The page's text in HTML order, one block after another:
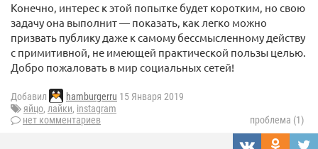
Конечно, интерес к этой попытке будет коротким, но свою
задачу она выполнит — показать, как легко можно
призвать публику даже к самому бессмысленному действу
с примитивной, не имеющей практической пользы целью.
Добро пожаловать в мир социальных сетей!
Добавил hamburgerru 15 Января 2019
яйцо, лайки, instagram
нет комментариев
проблема (1)